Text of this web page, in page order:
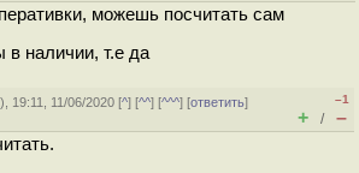
можешь посчитать сам
наличии, т.е да
), 19:11, 11/06/2020 [^] [^^] [^^^] [ответить]
–1
+ / –